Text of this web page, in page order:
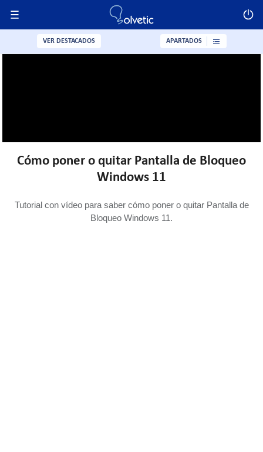
Cómo poner o quitar Pantalla de Bloqueo
Windows 11
Tutorial con vídeo para saber cómo poner o quitar Pantalla de
Bloqueo Windows 11.
VER DESTACADOS APARTADOS